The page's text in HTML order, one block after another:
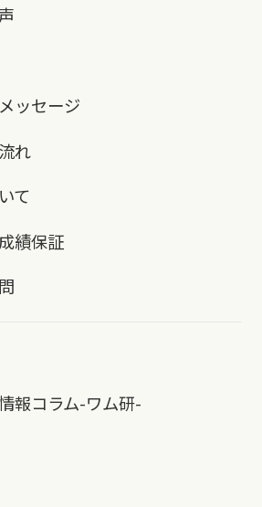
ッセージ
れ
て
績保証
報コラム-ワム研-